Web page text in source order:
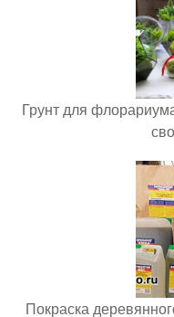
Грунт для
Покраска